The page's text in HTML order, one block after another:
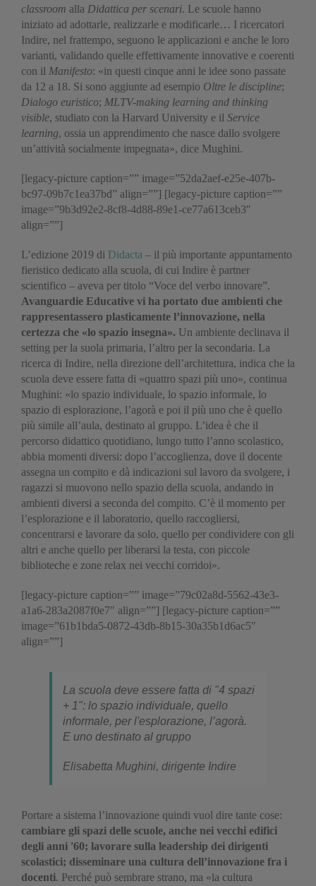
classroom alla Didattica per scenari. Le scuole hanno
iniziato ad adottarle, realizzarle e modificarle… I ricercatori
Indire, nel frattempo, seguono le applicazioni e anche le loro
varianti, validando quelle effettivamente innovative e coerenti
con il Manifesto: «in questi cinque anni le idee sono passate
da 12 a 18. Si sono aggiunte ad esempio Oltre le discipline;
Dialogo euristico; MLTV-making learning and thinking
visible, studiato con la Harvard University e il Service
learning, ossia un apprendimento che nasce dallo svolgere
un’attività socialmente impegnata», dice Mughini.
[legacy-picture caption=”” image=”52da2aef-e25e-407b-
bc97-09b7c1ea37bd” align=””] [legacy-picture caption=””
image=”9b3d92e2-8cf8-4d88-89e1-ce77a613ceb3″
align=””]
L’edizione 2019 di Didacta – il più importante appuntamento
fieristico dedicato alla scuola, di cui Indire è partner
scientifico – aveva per titolo “Voce del verbo innovare”.
Avanguardie Educative vi ha portato due ambienti che
rappresentassero plasticamente l’innovazione, nella
certezza che «lo spazio insegna». Un ambiente declinava il
setting per la suola primaria, l’altro per la secondaria. La
ricerca di Indire, nella direzione dell’architettura, indica che la
scuola deve essere fatta di «quattro spazi più uno», continua
Mughini: «lo spazio individuale, lo spazio informale, lo
spazio di esplorazione, l’agorà e poi il più uno che è quello
più simile all’aula, destinato al gruppo. L’idea è che il
percorso didattico quotidiano, lungo tutto l’anno scolastico,
abbia momenti diversi: dopo l’accoglienza, dove il docente
assegna un compito e dà indicazioni sul lavoro da svolgere, i
ragazzi si muovono nello spazio della scuola, andando in
ambienti diversi a seconda del compito. C’è il momento per
l’esplorazione e il laboratorio, quello raccogliersi,
concentrarsi e lavorare da solo, quello per condividere con gli
altri e anche quello per liberarsi la testa, con piccole
biblioteche e zone relax nei vecchi corridoi».
[legacy-picture caption=”” image=”79c02a8d-5562-43e3-
a1a6-283a2087f0e7″ align=””] [legacy-picture caption=””
image=”61b1bda5-0872-43db-8b15-30a35b1d6ac5″
align=””]
La scuola deve essere fatta di "4 spazi
+ 1": lo spazio individuale, quello
informale, per l'esplorazione, l’agorà.
E uno destinato al gruppo
Elisabetta Mughini, dirigente Indire
Portare a sistema l’innovazione quindi vuol dire tante cose:
cambiare gli spazi delle scuole, anche nei vecchi edifici
degli anni '60; lavorare sulla leadership dei dirigenti
scolastici; disseminare una cultura dell’innovazione fra i
docenti. Perché può sembrare strano, ma «la cultura